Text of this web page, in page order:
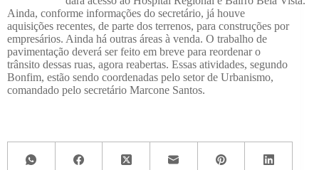
Ainda, conforme informações do secretário, já houve
aquisições recentes, de parte dos terrenos, para construções por
empresários. Ainda há outras áreas à venda. O trabalho de
pavimentação deverá ser feito em breve para reordenar o
trânsito dessas ruas, agora reabertas. Essas atividades, segundo
Bonfim, estão sendo coordenadas pelo setor de Urbanismo,
comandado pelo secretário Marcone Santos.